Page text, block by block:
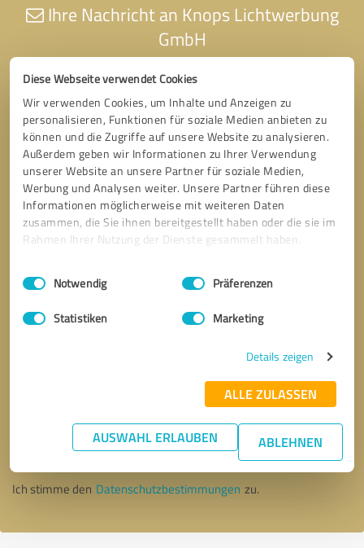
Diese Webseite verwendet Cookies
Wir verwenden Cookies, um Inhalte und Anzeigen zu
personalisieren, Funktionen für soziale Medien anbieten zu
können und die Zugriffe auf unsere Website zu analysieren.
Außerdem geben wir Informationen zu Ihrer Verwendung
unserer Website an unsere Partner für soziale Medien,
Werbung und Analysen weiter. Unsere Partner führen diese
Informationen möglicherweise mit weiteren Daten
zusammen, die Sie ihnen bereitgestellt haben oder die sie im
Rahmen Ihrer Nutzung der Dienste gesammelt haben.
Impressum Datenschutzbestimmungen
Einwilligungsauswahl
Notwendig Präferenzen
Statistiken Marketing
Details zeigen
ALLE ZULASSEN
AUSWAHL ERLAUBEN ABLEHNEN
Ihre Nachricht an Knops Lichtwerbung
GmbH
* Erforderliche Angaben
Nachricht senden
Ich stimme den Datenschutzbestimmungen zu.